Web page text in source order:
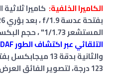
الكاميرا الخلفية:
المستشعر 1/1.73" ، حجم البكسل 0.8 ميكرومتر ، تقنية
التلقائي عبر اكتشاف الطور PDAF
123 درجة، لتصوير الفائق العرض، حجم البكسل 1.12 ميكرومتر .